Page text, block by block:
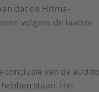
dat de Hitma-
volgens de laatste
conclusie van de
staan. Het